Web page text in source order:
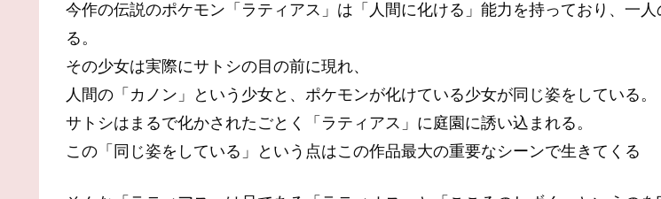
今作の伝説のポケモン「ラティアス」は「人間に化ける」能力を持っており、一人
る。
その少女は実際にサトシの目の前に現れ、
人間の「カノン」という少女と、ポケモンが化けている少女が同じ姿をしている。
サトシはまるで化かされたごとく「ラティアス」に庭園に誘い込まれる。
この「同じ姿をしている」という点はこの作品最大の重要なシーンで生きてくる